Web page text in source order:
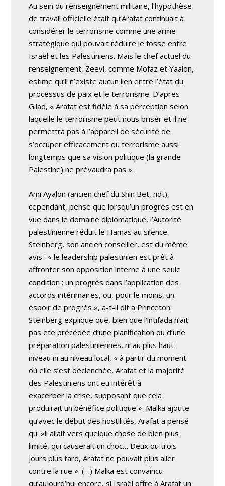
Au sein du renseignement militaire, l’hypothèse
de travail officielle était qu’Arafat continuait à
considérer le terrorisme comme une arme
stratégique qui pouvait réduire le fosse entre
Israël et les Palestiniens. Mais le chef actuel du
renseignement, Zeevi, comme Mofaz et Yaalon,
estime qu’il n’existe aucun lien entre l’état du
processus de paix et le terrorisme. D’apres
Gilad, « Arafat est fidèle à sa perception selon
laquelle le terrorisme peut nous briser et il ne
permettra pas à l’appareil de sécurité de
s’occuper efficacement du terrorisme aussi
longtemps que sa vision politique (la grande
Palestine) ne prévaudra pas ».
Ami Ayalon (ancien chef du Shin Bet, ndt),
cependant, pense que lorsqu’un progrès est en
vue dans le domaine diplomatique, l’Autorité
palestinienne réduit le Hamas au silence.
Steinberg, son ancien conseiller, est du même
avis : « le leadership palestinien est prêt à
affronter son opposition interne à une seule
condition : un progrès dans l’application des
accords intérimaires, ou, pour le moins, un
espoir de progrès », a-t-il dit a Princeton.
Steinberg explique que, bien que l’intifada n’ait
pas ete précédée d’une planification ou d’une
préparation palestiniennes, ni au plus haut
niveau ni au niveau local, « à partir du moment
où elle s’est déclenchée, Arafat et la majorité
des Palestiniens ont eu intérêt à
exacerber la crise, supposant que cela
produirait un bénéfice politique ». Malka ajoute
qu’avec le début des hostilités, Arafat a pensé
qu' »il allait vers quelque chose de bien plus
limité, qui causerait un choc… Deux ou trois
jours plus tard, Arafat ne pouvait plus aller
contre la rue ». (…) Malka est convaincu
qu’aujourd’hui encore, si Israël offre à Arafat un